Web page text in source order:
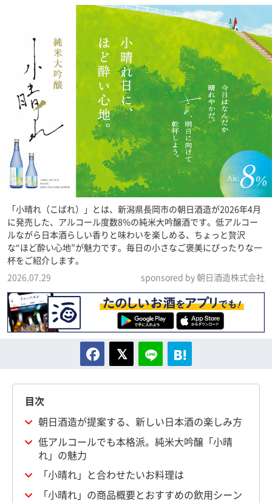
「小晴れ（こばれ）」とは、新潟県長岡市の朝日酒造が2026年4月
に発売した、アルコール度数8%の純米大吟醸酒です。低アルコー
ルながら日本酒らしい香りと味わいを楽しめる、ちょっと贅沢
な“ほど酔い心地”が魅力です。毎日の小さなご褒美にぴったりな一
杯をご紹介します。
2026.07.29
sponsored by 朝日酒造株式会社
目次
朝日酒造が提案する、新しい日本酒の楽しみ方
低アルコールでも本格派。純米大吟醸「小晴
れ」の魅力
「小晴れ」と合わせたいお料理は
「小晴れ」の商品概要とおすすめの飲用シーン